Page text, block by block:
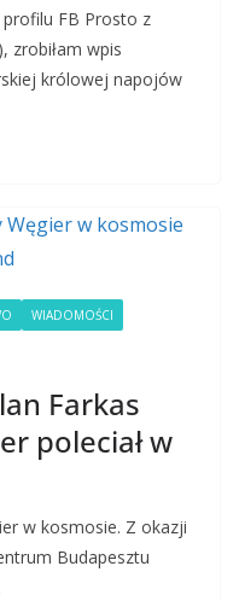
FB Prosto z
zrobiłam wpis
królowej napojów
WIADOMOŚCI
Farkas
poleciał w
w kosmosie. Z okazji
Budapesztu